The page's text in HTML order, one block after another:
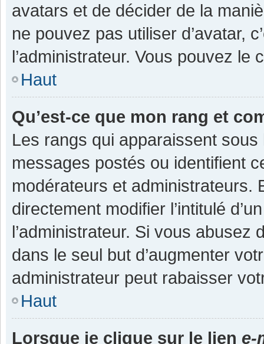
avatars et de décider de la
ne pouvez pas utiliser d’avatar,
l’administrateur. Vous pouvez
Haut
Qu’est-ce que mon rang et
Les rangs qui apparaissent
messages postés ou identifient
modérateurs et administrateurs.
directement modifier l’intitulé
l’administrateur. Si vous
dans le seul but d’augmenter
administrateur peut rabaisser
Haut
Lorsque je clique sur le lien e-